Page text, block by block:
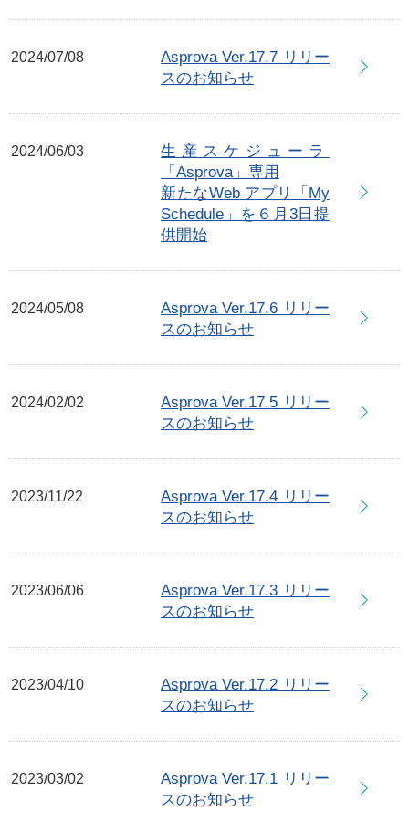
2024/07/08
Asprova Ver.17.7 リリー
スのお知らせ
2024/06/03
生産スケジューラ
「Asprova」専用
新たなWeb アプリ「My
Schedule」を６月3日提
供開始
2024/05/08
Asprova Ver.17.6 リリー
スのお知らせ
2024/02/02
Asprova Ver.17.5 リリー
スのお知らせ
2023/11/22
Asprova Ver.17.4 リリー
スのお知らせ
2023/06/06
Asprova Ver.17.3 リリー
スのお知らせ
2023/04/10
Asprova Ver.17.2 リリー
スのお知らせ
2023/03/02
Asprova Ver.17.1 リリー
スのお知らせ